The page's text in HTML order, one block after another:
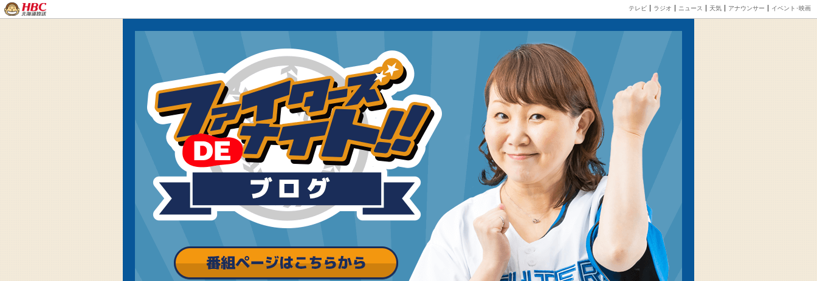
テレビ ラジオ ニュース 天気 アナウンサー イベント･映画